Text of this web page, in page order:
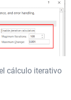
cálculo iterativo